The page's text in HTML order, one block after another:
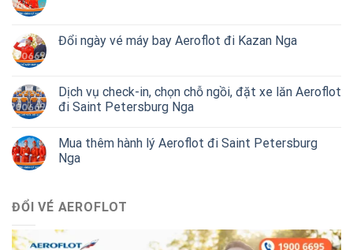
Đổi ngày vé máy bay Aeroflot đi Kazan Nga
Dịch vụ check-in, chọn chỗ ngồi, đặt xe lăn Aeroflot
đi Saint Petersburg Nga
Mua thêm hành lý Aeroflot đi Saint Petersburg
Nga
ĐỔI VÉ AEROFLOT